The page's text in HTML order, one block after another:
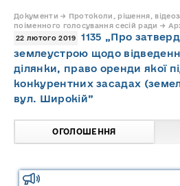
Документи → Протоколи, рішення,
поіменного голосування сесій ради →
22 лютого 2019
1135 „Про
землеустрою щодо
ділянки, право оренди якої
конкурентних засадах
вул. Широкій”
ОГОЛОШЕННЯ